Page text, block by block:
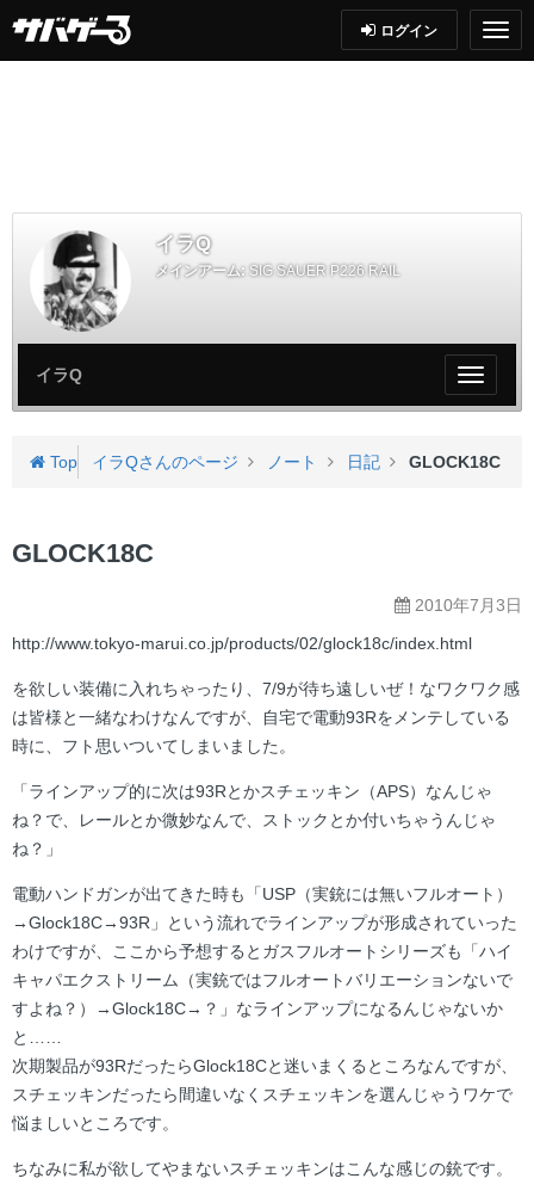
ログイン
イラQ
メインアーム: SIG SAUER P226 RAIL
My
ペ
メ
イラQ
Top イラQさんのページ ノート 日記 GLOCK18C
GLOCK18C
2010年7月3日
http://www.tokyo-marui.co.jp/products/02/glock18c/index.html
を欲しい装備に入れちゃったり、7/9が待ち遠しいぜ！なワクワク感
は皆様と一緒なわけなんですが、自宅で電動93Rをメンテしている
時に、フト思いついてしまいました。
「ラインアップ的に次は93Rとかスチェッキン（APS）なんじゃ
ね？で、レールとか微妙なんで、ストックとか付いちゃうんじゃ
ね？」
電動ハンドガンが出てきた時も「USP（実銃には無いフルオート）
→Glock18C→93R」という流れでラインアップが形成されていった
わけですが、ここから予想するとガスフルオートシリーズも「ハイ
キャパエクストリーム（実銃ではフルオートバリエーションないで
すよね？）→Glock18C→？」なラインアップになるんじゃないか
と……
次期製品が93RだったらGlock18Cと迷いまくるところなんですが、
スチェッキンだったら間違いなくスチェッキンを選んじゃうワケで
悩ましいところです。
ちなみに私が欲してやまないスチェッキンはこんな感じの銃です。